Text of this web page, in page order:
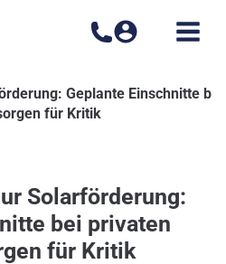
Geplante Einschnitte b
für Kritik
Solarförderung:
bei privaten
für Kritik